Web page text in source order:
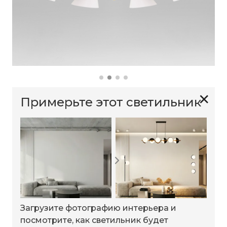
✕
Примерьте этот светильник
Загрузите фотографию интерьера и
посмотрите, как светильник будет